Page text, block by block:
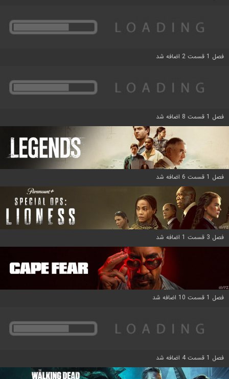
فصل 1 قسمت 2 اضافه شد
فصل 1 قسمت 8 اضافه شد
فصل 1 قسمت 6 اضافه شد
فصل 3 قسمت 1 اضافه شد
فصل 1 قسمت 10 اضافه شد
فصل 1 قسمت 4 اضافه شد